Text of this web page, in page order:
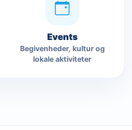
Events
Begivenheder, kultur og
lokale aktiviteter